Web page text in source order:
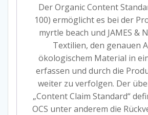
Der Organic Content
100) ermöglicht es bei der
myrtle beach und JAMES &
Textilien, den genauen
ökologischem Material in
erfassen und durch die
weiter zu verfolgen. Der
„Content Claim Standard“
OCS unter anderem die